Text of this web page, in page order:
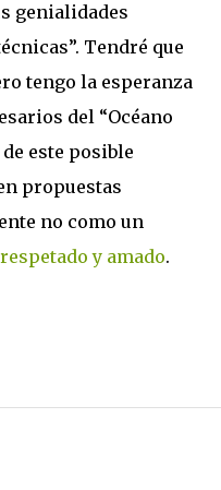
genialidades
Tendré que
tengo la esperanza
del “Océano
este posible
propuestas
no como un
respetado y amado.